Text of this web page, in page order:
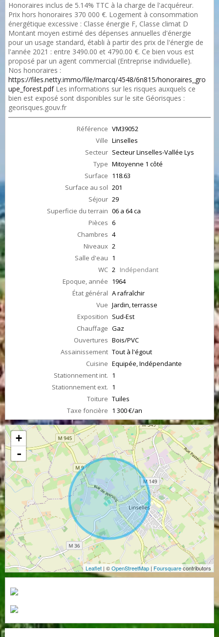
Honoraires inclus de 5.14% TTC à la charge de l'acquéreur.
Prix hors honoraires 370 000 €. Logement à consommation
énergétique excessive : Classe énergie F, Classe climat D
Montant moyen estimé des dépenses annuelles d'énergie
pour un usage standard, établi à partir des prix de l'énergie de
l'année 2021 : entre 3490.00 et 4790.00 €. Ce bien vous est
proposé par un agent commercial (Entreprise individuelle).
Nos honoraires :
https://files.netty.immo/file/marcq/4548/6n815/honoraires_gro
upe_forest.pdfLes informations sur les risques auxquels ce
bien est exposé sont disponibles sur le site Géorisques :
georisques.gouv.fr
Référence VM39052
Ville Linselles
Secteur Secteur Linselles-Vallée Lys
Type Mitoyenne 1 côté
Surface 118.63
Surface au sol 201
Séjour 29
Superficie du terrain 06 a 64 ca
Pièces 6
Chambres 4
Niveaux 2
Salle d'eau 1
WC 2 Indépendant
Epoque, année 1964
État général A rafraîchir
Vue Jardin, terrasse
Exposition Sud-Est
Chauffage Gaz
Ouvertures Bois/PVC
Assainissement Tout à l'égout
Cuisine Equipée, Indépendante
Stationnement int. 1
Stationnement ext. 1
Toiture Tuiles
Taxe foncière 1 300 €/an
+
-
Leaflet | ©OpenStreetMap | Foursquarecontributors